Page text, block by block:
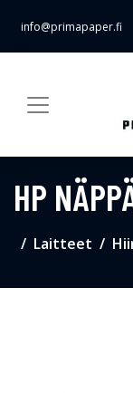
info@primapaper.fi
HP
Laitteet